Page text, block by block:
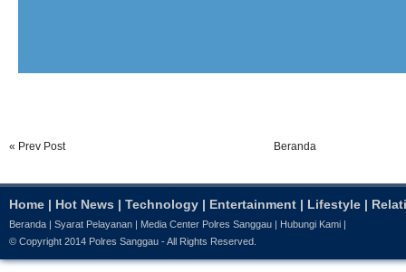
« Prev Post Beranda
Home | Hot News | Technology | Entertainment | Lifestyle |
Beranda Syarat Pelayanan Media Center Polres Sanggau Hubungi Kami
© Copyright 2014 Polres Sanggau - All Rights Reserved.